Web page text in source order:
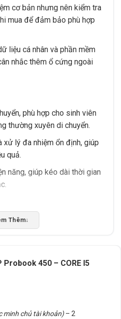
cơ bản nhưng nên kiểm tra
mua để đảm bảo phù hợp
liệu cá nhân và phần mềm
nhắc thêm ổ cứng ngoài
phù hợp cho sinh viên
thường xuyên di chuyển.
xử lý đa nhiệm ổn định, giúp
quả.
năng, giúp kéo dài thời gian
Probook 450 là lựa chọn
AD sẵn sàng tư vấn chọn
Bấm 5 sao để ủng hộ shop
Thêm↓
Probook 450 – CORE I5
minh chủ tài khoản) – 2